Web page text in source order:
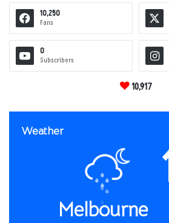
10,250
Fans
0
Subscribers
10,917
Weather
Melbourne